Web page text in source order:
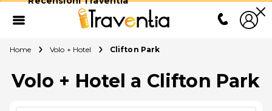
Home Volo + Hotel Clifton Park
Volo + Hotel a Clifton Park